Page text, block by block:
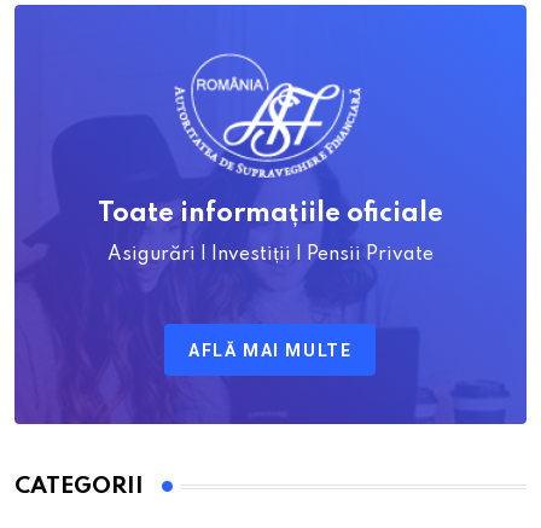
Toate informațiile oficiale
Asigurări | Investiții | Pensii Private
AFLĂ MAI MULTE
CATEGORII